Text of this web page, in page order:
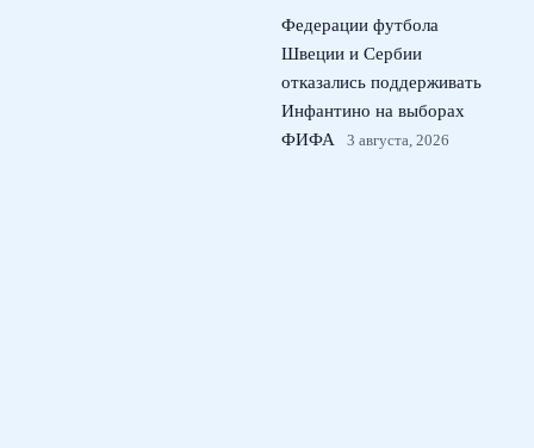
Федерации футбола
Швеции и Сербии
отказались поддерживать
Инфантино на выборах
ФИФА
3 августа, 2026